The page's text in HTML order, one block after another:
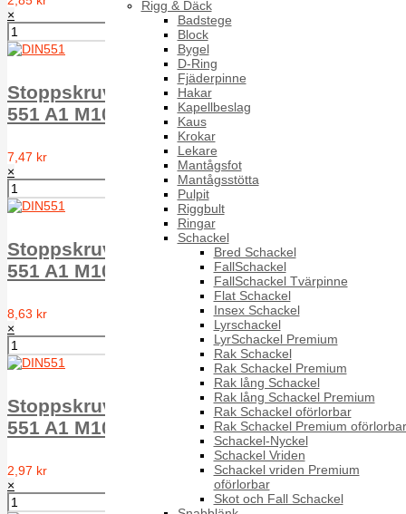
Rigg & Däck
Badstege
Block
Bygel
D-Ring
Fjäderpinne
Hakar
Kapellbeslag
Kaus
Krokar
Lekare
Mantågsfot
Mantågsstötta
Pulpit
Riggbult
Ringar
Schackel
Bred Schackel
FallSchackel
FallSchackel Tvärpinne
Flat Schackel
Insex Schackel
Lyrschackel
LyrSchackel Premium
Rak Schackel
Rak Schackel Premium
Rak lång Schackel
Rak lång Schackel Premium
Rak Schackel oförlorbar
Rak Schackel Premium oförlorbar
Schackel-Nyckel
Schackel Vriden
Schackel vriden Premium
oförlorbar
Skot och Fall Schackel
×
Stoppskruv med spår plan ände MPSS DIN
551 A1 M10X12
7,47 kr
×
Stoppskruv med spår plan ände MPSS DIN
551 A1 M10X16
8,63 kr
×
Stoppskruv med spår plan ände MPSS DIN
551 A1 M10X20
2,97 kr
×